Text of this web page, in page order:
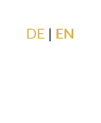
DE EN